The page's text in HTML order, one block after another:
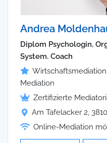
Andrea
Diplom Psychologin,
System. Coach
Mediation
Zertifizierte
Am Tafelacker 2,
Online-Mediation